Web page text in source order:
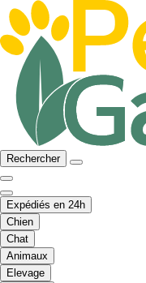
Rechercher
Expédiés en 24h
Chien
Chat
Animaux
Elevage